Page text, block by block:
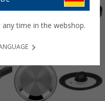
any time in the webshop.